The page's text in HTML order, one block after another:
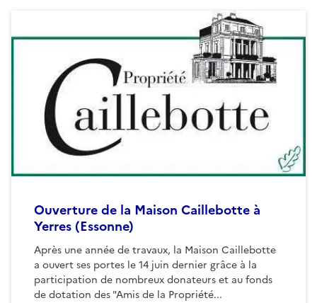
Ouverture de la Maison Caillebotte à
Yerres (Essonne)
Après une année de travaux, la Maison Caillebotte
a ouvert ses portes le 14 juin dernier grâce à la
participation de nombreux donateurs et au fonds
de dotation des "Amis de la Propriété...